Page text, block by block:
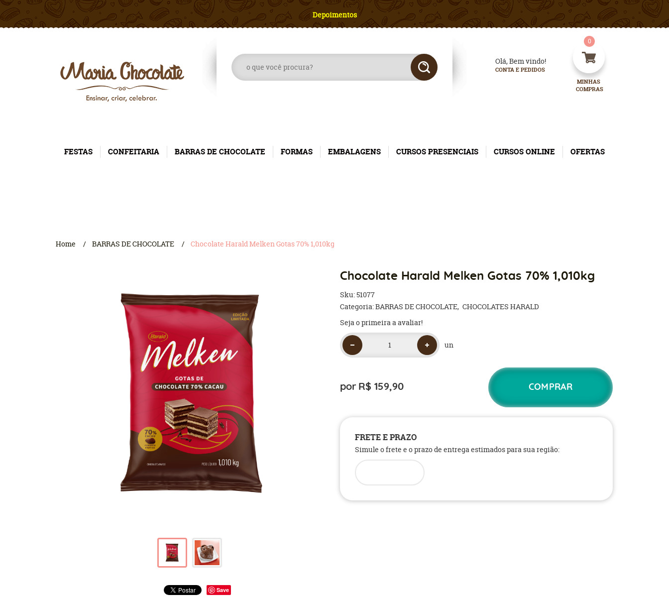
Depoimentos
Olá, Bem vindo!
CONTA E PEDIDOS
MINHAS
COMPRAS
0
FESTAS CONFEITARIA BARRAS DE CHOCOLATE FORMAS EMBALAGENS CURSOS PRESENCIAIS CURSOS ONLINE OFERTAS
Home BARRAS DE CHOCOLATE Chocolate Harald Melken Gotas 70% 1,010kg
Save
Chocolate Harald Melken Gotas 70% 1,010kg
Sku:51077
Categoria:BARRAS DE CHOCOLATE CHOCOLATES HARALD
Seja o primeira a avaliar!
un
por R$ 159,90 COMPRAR
FRETE E PRAZO
Simule o frete e o prazo de entrega estimados para sua região: